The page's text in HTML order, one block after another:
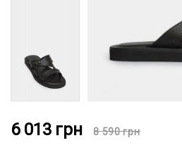
6 013 грн 8 590грн